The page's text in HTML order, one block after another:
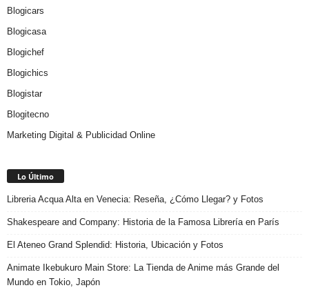
Blogicars
Blogicasa
Blogichef
Blogichics
Blogistar
Blogitecno
Marketing Digital & Publicidad Online
Lo Último
Libreria Acqua Alta en Venecia: Reseña, ¿Cómo Llegar? y Fotos
Shakespeare and Company: Historia de la Famosa Librería en París
El Ateneo Grand Splendid: Historia, Ubicación y Fotos
Animate Ikebukuro Main Store: La Tienda de Anime más Grande del
Mundo en Tokio, Japón